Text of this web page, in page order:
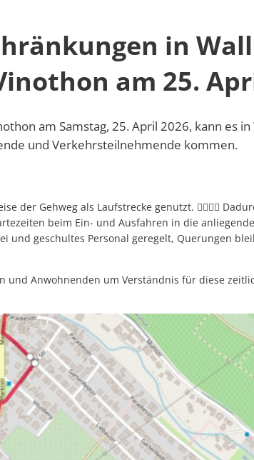
in
am 25.
am Samstag, 25. April 2026, kann es
und Verkehrsteilnehmende kommen.
der Gehweg als Laufstrecke genutzt. 🏃‍♀️🏃‍♂️
beim Ein- und Ausfahren in die
und geschultes Personal geregelt, Querungen
und Anwohnenden um Verständnis für diese